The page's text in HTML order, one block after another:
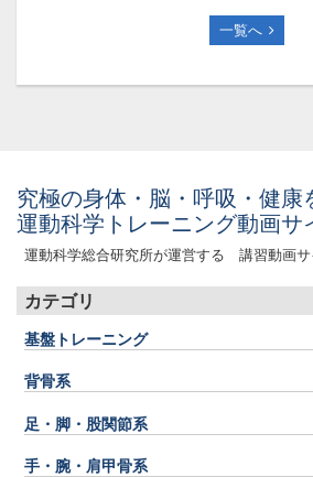
一覧へ
究極の身体・脳・呼吸・健
運動科学トレーニング動画サ
運動科学総合研究所が運営する 講習動画サ
カテゴリ
基盤トレーニング
背骨系
足・脚・股関節系
手・腕・肩甲骨系